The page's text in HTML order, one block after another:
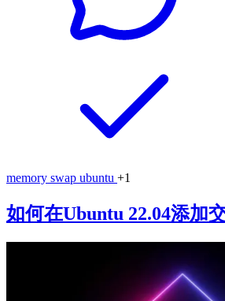
memory swap ubuntu +1
如何在Ubuntu 22.04添加